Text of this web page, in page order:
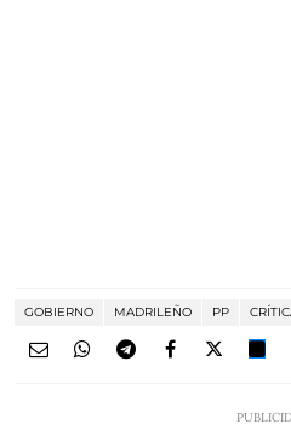
GOBIERNO MADRILEÑO PP